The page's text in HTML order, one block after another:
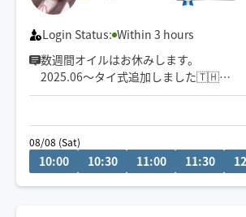
是非1度お任せ下さいませ🌠
ご予約お待ちしております♪
Login Status: Within 3 hours
数週間オイルはお休みします。
2025.06〜タイ式追加しました🇹🇭
お試し60分or90分🉐
押す×伸ばす×流す💆🏻‍♀️23区外時間要
お待ちしてます✨🤗人気コース:もみほ
トメント 得意施術:オイル/ヘッド
08/08 (Sat)
10:00 10:30 11:00 11:30